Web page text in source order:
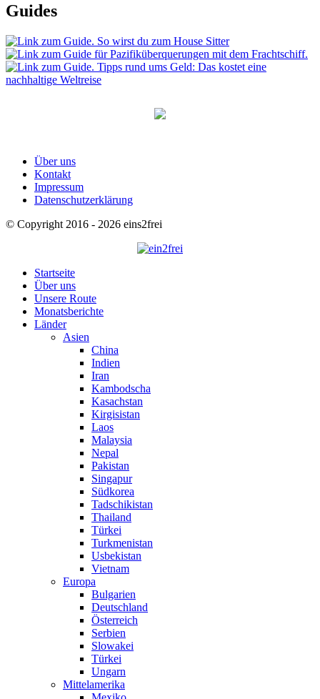
Guides
Über uns
Kontakt
Impressum
Datenschutzerklärung
© Copyright 2016 - 2026 eins2frei
Startseite
Über uns
Unsere Route
Monatsberichte
Länder
Asien
China
Indien
Iran
Kambodscha
Kasachstan
Kirgisistan
Laos
Malaysia
Nepal
Pakistan
Singapur
Südkorea
Tadschikistan
Thailand
Türkei
Turkmenistan
Usbekistan
Vietnam
Europa
Bulgarien
Deutschland
Österreich
Serbien
Slowakei
Türkei
Ungarn
Mittelamerika